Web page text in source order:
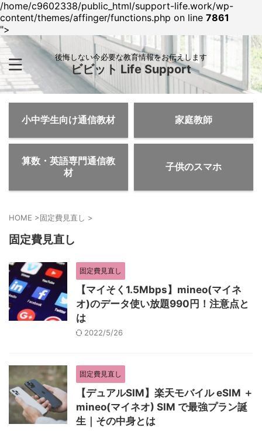
/home/c9602338/public_html/support-life.work/wp-
content/themes/affinger/functions.php on line 7861
">
後悔しない今必要な教育情報をお伝えします
ビビット Life Support
小中学生向け通信教材 家庭教師
算数・英語専門通信教
材
子供のスマホ
HOME >固定費見直し >
固定費見直し
固定費見直し
【マイそく1.5Mbps】mineo(マイネ
オ)のデータ使い放題990円！注意点と
は
2022/5/26
固定費見直し
【デュアルSIM】楽天モバイル eSIM ＋
mineo(マイネオ) SIM で最強プラン誕
生｜その中身とは